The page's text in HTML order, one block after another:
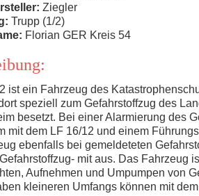
Ziegler
Trupp (1/2)
Florian GER Kreis 54
ist ein Fahrzeug des
speziell zum Gefahrstoffzug des
besetzt. Bei einer Alarmierung des
mit dem LF 16/12 und einem
ebenfalls bei gemeldeteten
mit aus. Das Fahrzeug
Aufnehmen und Umpumpen von
kleineren Umfangs können mit